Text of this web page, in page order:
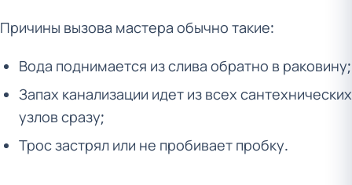
Причины вызова мастера обычно такие:
Вода поднимается из слива обратно в раковину;
Запах канализации идет из всех сантехнических
узлов сразу;
Трос застрял или не пробивает пробку.